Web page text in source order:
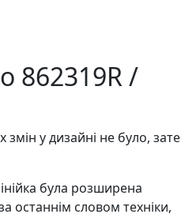
862319R /
у дизайні не було, зате
була розширена
останнім словом техніки,